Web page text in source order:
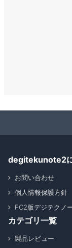
degitekunote2
お問い合わせ
個人情報保護方針
FC2版デジテクノ
カテゴリ一覧
製品レビュー